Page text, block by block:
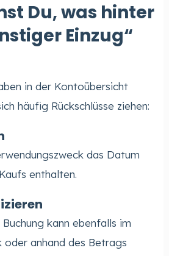
Du, was hinter
Einzug“
in der Kontoübersicht
häufig Rückschlüsse ziehen:
das Datum
enthalten.
kann ebenfalls im
oder anhand des Betrags